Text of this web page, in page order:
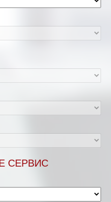
Москва и Московская область
СЕРВИС